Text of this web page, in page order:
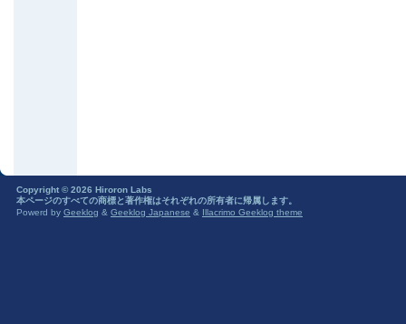
Copyright © 2026 Hiroron Labs
本ページのすべての商標と著作権はそれぞれの所有者に帰属します。
Powerd by Geeklog & Geeklog Japanese & Illacrimo Geeklog theme